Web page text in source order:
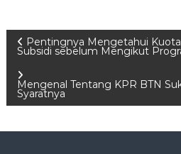
P
s
Pentingnya Mengetahui
Subsidi sebelum Mengikut
Mengenal Tentang KPR BTN
Syaratnya